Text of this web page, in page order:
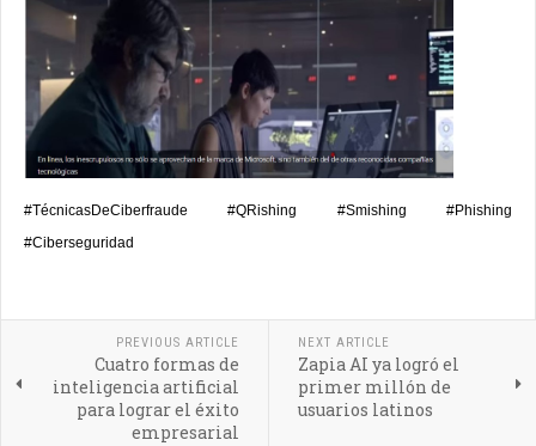
#TécnicasDeCiberfraude #QRishing #Smishing #Phishing
#Ciberseguridad
PREVIOUS ARTICLE
Cuatro formas de
inteligencia artificial
para lograr el éxito
empresarial
NEXT ARTICLE
Zapia AI ya logró el
primer millón de
usuarios latinos